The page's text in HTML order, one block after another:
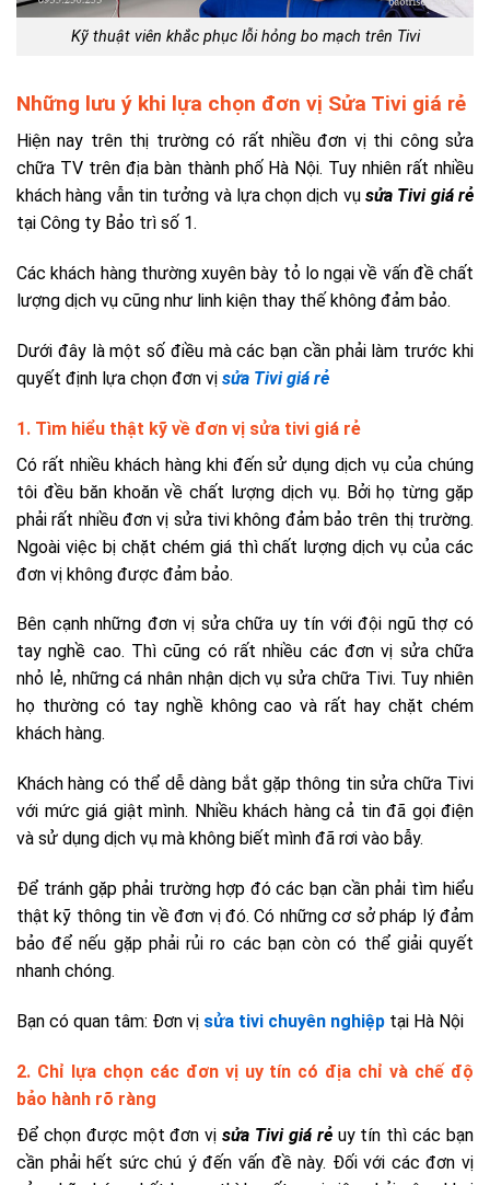
Kỹ thuật viên khắc phục lỗi hỏng bo mạch trên Tivi
Những lưu ý khi lựa chọn đơn vị Sửa Tivi giá rẻ
Hiện nay trên thị trường có rất nhiều đơn vị thi công sửa
chữa TV trên địa bàn thành phố Hà Nội. Tuy nhiên rất nhiều
khách hàng vẫn tin tưởng và lựa chọn dịch vụsửa Tivi giá rẻ
tại Công ty Bảo trì số 1.
Các khách hàng thường xuyên bày tỏ lo ngại về vấn đề chất
lượng dịch vụ cũng như linh kiện thay thế không đảm bảo.
Dưới đây là một số điều mà các bạn cần phải làm trước khi
quyết định lựa chọn đơn vị sửa Tivi giá rẻ
1. Tìm hiểu thật kỹ về đơn vị sửa tivi giá rẻ
Có rất nhiều khách hàng khi đến sử dụng dịch vụ của chúng
tôi đều băn khoăn về chất lượng dịch vụ. Bởi họ từng gặp
phải rất nhiều đơn vị sửa tivi không đảm bảo trên thị trường.
Ngoài việc bị chặt chém giá thì chất lượng dịch vụ của các
đơn vị không được đảm bảo.
Bên cạnh những đơn vị sửa chữa uy tín với đội ngũ thợ có
tay nghề cao. Thì cũng có rất nhiều các đơn vị sửa chữa
nhỏ lẻ, những cá nhân nhận dịch vụ sửa chữa Tivi. Tuy nhiên
họ thường có tay nghề không cao và rất hay chặt chém
khách hàng.
Khách hàng có thể dễ dàng bắt gặp thông tin sửa chữa Tivi
với mức giá giật mình. Nhiều khách hàng cả tin đã gọi điện
và sử dụng dịch vụ mà không biết mình đã rơi vào bẫy.
Để tránh gặp phải trường hợp đó các bạn cần phải tìm hiểu
thật kỹ thông tin về đơn vị đó. Có những cơ sở pháp lý đảm
bảo để nếu gặp phải rủi ro các bạn còn có thể giải quyết
nhanh chóng.
Bạn có quan tâm: Đơn vị sửa tivi chuyên nghiệp tại Hà Nội
2. Chỉ lựa chọn các đơn vị uy tín có địa chỉ và chế độ
bảo hành rõ ràng
Để chọn được một đơn vịsửa Tivi giá rẻuy tín thì các bạn
cần phải hết sức chú ý đến vấn đề này. Đối với các đơn vị